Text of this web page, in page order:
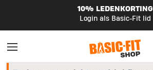
10% LEDENKORTING
Login als Basic-Fit lid